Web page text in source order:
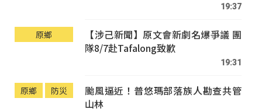
19:37
原鄉
【涉己新聞】原文會新劇名爆爭議 團
隊8/7赴Tafalong致歉
19:31
原鄉 防災
颱風逼近！普悠瑪部落族人勘查共管
山林